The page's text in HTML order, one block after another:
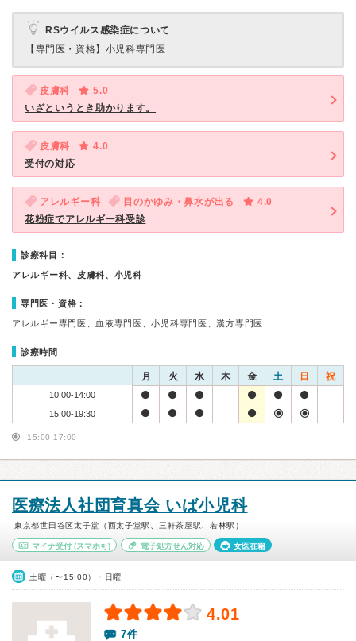
RSウイルス感染症について
【専門医・資格】 小児科専門医
皮膚科
5.0
いざというとき助かります。
皮膚科
4.0
受付の対応
アレルギー科 目のかゆみ・鼻水が出る
4.0
花粉症でアレルギー科受診
診療科目：
アレルギー科、皮膚科、小児科
専門医・資格：
アレルギー専門医、血液専門医、小児科専門医、漢方専門医
診療時間
月 火 水 木 金 土 日 祝
10:00-14:00
15:00-19:30
15:00-17:00
医療法人社団育真会 いば小児科
東京都世田谷区太子堂（西太子堂駅、三軒茶屋駅、若林駅）
マイナ受付 (スマホ可) 電子処方せん対応 女医在籍
土曜（〜15:00）・日曜
4.01
7件